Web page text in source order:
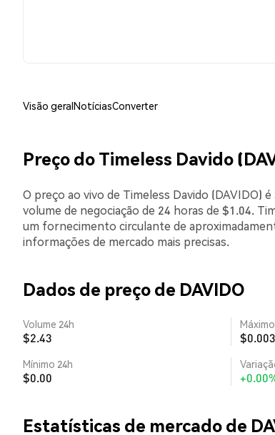
Visão geralNotíciasConverter
Preço do Timeless Davido
O preço ao vivo de Timeless Davido (DAVIDO)
volume de negociação de 24 horas de $1.04.
um fornecimento circulante de
informações de mercado mais precisas.
Dados de preço de DAVIDO
Volume 24h
$2.43
Mínimo 24h
$0.00
Estatísticas de mercado de